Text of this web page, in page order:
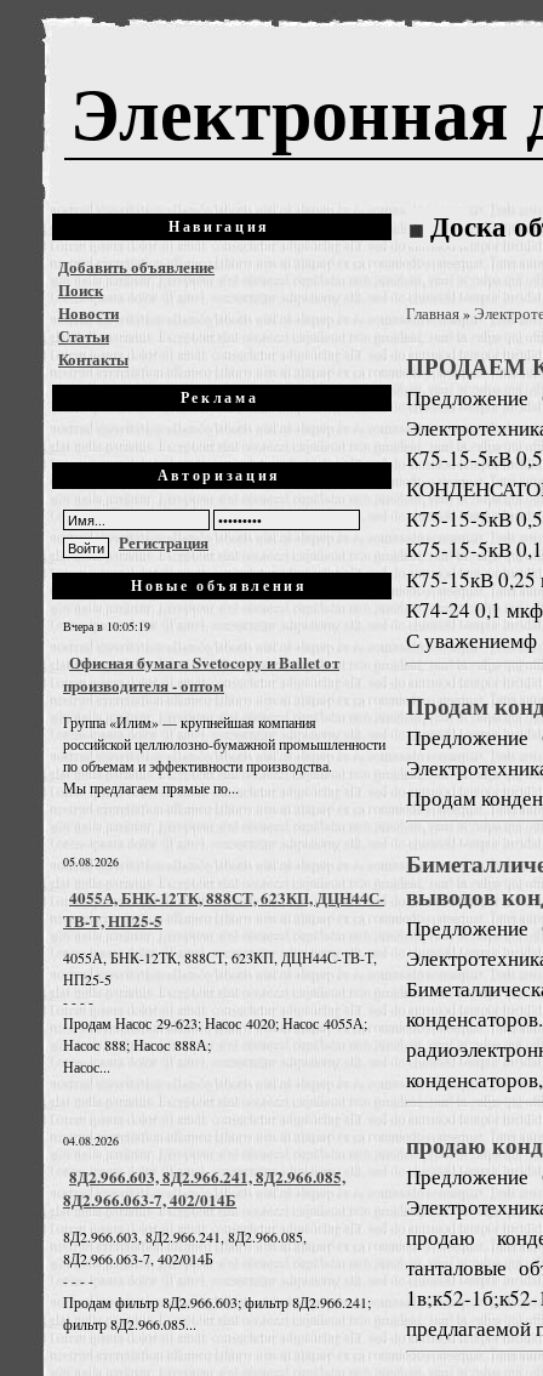
Электронная
Навигация
Добавить объявление
Поиск
Новости
Статьи
Контакты
Реклама
Авторизация
Регистрация
Новые объявления
Вчера в 10:05:19
Офисная бумага Svetocopy и Ballet от
производителя - оптом
Группа «Илим» — крупнейшая компания
российской целлюлозно-бумажной промышленности
по объемам и эффективности производства.
Мы предлагаем прямые по...
05.08.2026
4055А, БНК-12ТК, 888СТ, 623КП, ДЦН44С-
ТВ-Т, НП25-5
4055А, БНК-12ТК, 888СТ, 623КП, ДЦН44С-ТВ-Т,
НП25-5
- - - -
Продам Насос 29-623; Насос 4020; Насос 4055А;
Насос 888; Насос 888А;
Насос...
04.08.2026
8Д2.966.603, 8Д2.966.241, 8Д2.966.085,
8Д2.966.063-7, 402/014Б
8Д2.966.603, 8Д2.966.241, 8Д2.966.085,
8Д2.966.063-7, 402/014Б
- - - -
Продам фильтр 8Д2.966.603; фильтр 8Д2.966.241;
фильтр 8Д2.966.085...
Доска
Главная»
ПРОДАЕМ
Предложение
К75-15-5кВ
К75-15-5кВ
К75-15-5кВ
К75-15кВ
К74-24 0,1
С уважениемф
Продам
Предложение
Продам
выводов
Предложение
продаю
Предложение
продаю
танталовые
1в;к52-
предлагаемой